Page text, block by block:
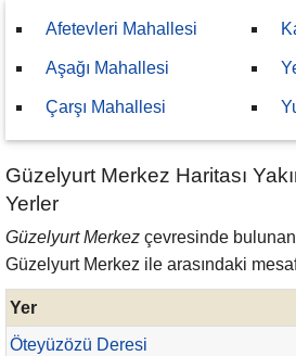
Afetevleri Mahallesi
Aşağı Mahallesi
Çarşı Mahallesi
Güzelyurt Merkez Haritası
Yerler
Güzelyurt Merkez çevresinde
Güzelyurt Merkez ile arasındaki
Yer
Öteyüzözü Deresi